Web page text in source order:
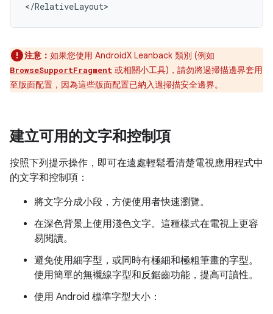
</RelativeLayout>
注意： 如果您使用 AndroidX Leanback 類別 (例如
BrowseSupportFragment 或相關小工具)，請勿將過掃描邊界套用
至版面配置，因為這些版面配置已納入過掃描安全邊界。
建立可用的文字和控制項
按照下列提示操作，即可在遠處輕鬆看清楚電視應用程式中
的文字和控制項：
將文字分成小段，方便使用者快速瀏覽。
在深色背景上使用淺色文字。這種樣式在電視上更容
易閱讀。
避免使用細字型，或同時有極細和極粗筆畫的字型。
使用簡單的無襯線字型和反鋸齒功能，提高可讀性。
使用 Android 標準字型大小：